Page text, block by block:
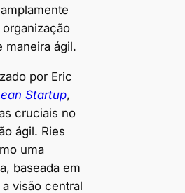
maneira ágil.
por Eric
Startup,
cruciais no
ágil. Ries
uma
baseada em
visão central